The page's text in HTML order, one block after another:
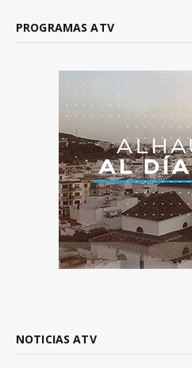
PROGRAMAS ATV
NOTICIAS ATV